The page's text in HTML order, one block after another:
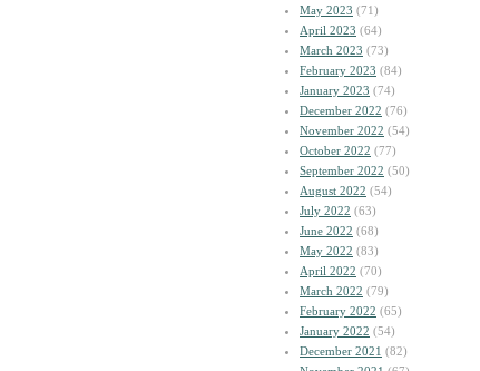
May 2023 (71)
April 2023 (64)
March 2023 (73)
February 2023 (84)
January 2023 (74)
December 2022 (76)
November 2022 (54)
October 2022 (77)
September 2022 (50)
August 2022 (54)
July 2022 (63)
June 2022 (68)
May 2022 (83)
April 2022 (70)
March 2022 (79)
February 2022 (65)
January 2022 (54)
December 2021 (82)